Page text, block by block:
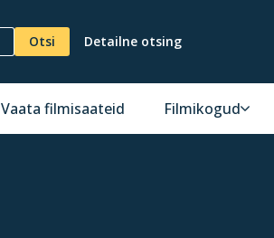
Otsi Detailne otsing
Vaata filmisaateid Filmikogud